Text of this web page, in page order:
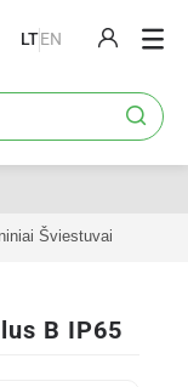
LTEN
Šviestuvai
B IP65